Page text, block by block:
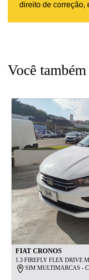
direito de correção,
Você também
FIAT CRONOS
1.3 FIREFLY FLEX DRIVE
SIM MULTIMARCAS -